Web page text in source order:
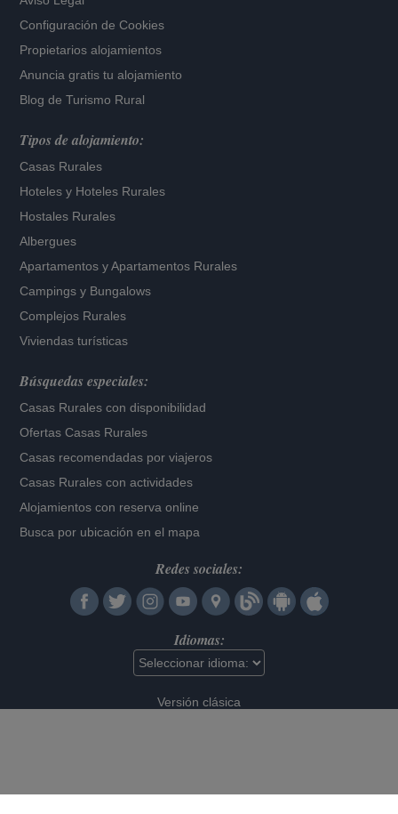
Configuración de Cookies
Propietarios alojamientos
Anuncia gratis tu alojamiento
Blog de Turismo Rural
Tipos de alojamiento:
Casas Rurales
Hoteles y Hoteles Rurales
Hostales Rurales
Albergues
Apartamentos yApartamentos Rurales
Campings y Bungalows
Complejos Rurales
Viviendas turísticas
Búsquedas especiales:
Casas Rurales con disponibilidad
Ofertas Casas Rurales
Casas recomendadas por viajeros
Casas Rurales con actividades
Alojamientos con reserva online
Busca por ubicación en el mapa
Redes sociales:
Idiomas:
Versión clásica